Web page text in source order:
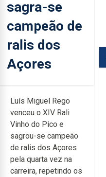
sagra-se
campeão de
ralis dos
Açores
Luís Miguel Rego
venceu o XIV Rali
Vinho do Pico e
sagrou-se campeão
de ralis dos Açores
pela quarta vez na
carreira, repetindo os